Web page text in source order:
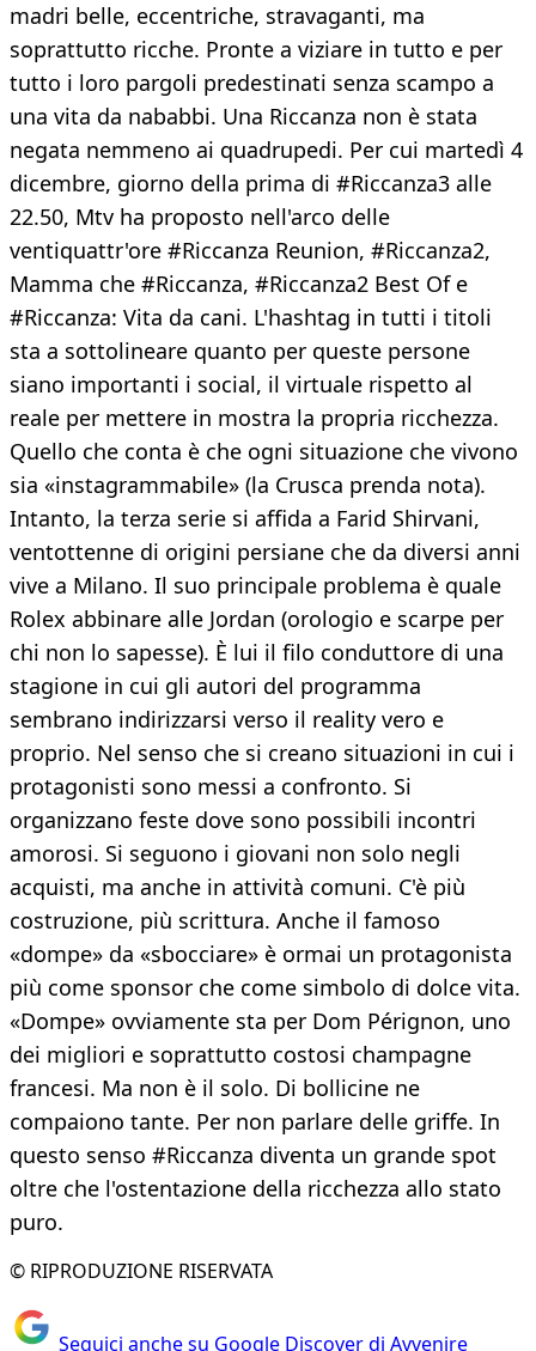
madri belle, eccentriche, stravaganti, ma
soprattutto ricche. Pronte a viziare in tutto e per
tutto i loro pargoli predestinati senza scampo a
una vita da nababbi. Una Riccanza non è stata
negata nemmeno ai quadrupedi. Per cui martedì 4
dicembre, giorno della prima di #Riccanza3 alle
22.50, Mtv ha proposto nell'arco delle
ventiquattr'ore #Riccanza Reunion, #Riccanza2,
Mamma che #Riccanza, #Riccanza2 Best Of e
#Riccanza: Vita da cani. L'hashtag in tutti i titoli
sta a sottolineare quanto per queste persone
siano importanti i social, il virtuale rispetto al
reale per mettere in mostra la propria ricchezza.
Quello che conta è che ogni situazione che vivono
sia «instagrammabile» (la Crusca prenda nota).
Intanto, la terza serie si affida a Farid Shirvani,
ventottenne di origini persiane che da diversi anni
vive a Milano. Il suo principale problema è quale
Rolex abbinare alle Jordan (orologio e scarpe per
chi non lo sapesse). È lui il filo conduttore di una
stagione in cui gli autori del programma
sembrano indirizzarsi verso il reality vero e
proprio. Nel senso che si creano situazioni in cui i
protagonisti sono messi a confronto. Si
organizzano feste dove sono possibili incontri
amorosi. Si seguono i giovani non solo negli
acquisti, ma anche in attività comuni. C'è più
costruzione, più scrittura. Anche il famoso
«dompe» da «sbocciare» è ormai un protagonista
più come sponsor che come simbolo di dolce vita.
«Dompe» ovviamente sta per Dom Pérignon, uno
dei migliori e soprattutto costosi champagne
francesi. Ma non è il solo. Di bollicine ne
compaiono tante. Per non parlare delle griffe. In
questo senso #Riccanza diventa un grande spot
oltre che l'ostentazione della ricchezza allo stato
puro.
© RIPRODUZIONE RISERVATA
Seguici anche su Google Discover di Avvenire